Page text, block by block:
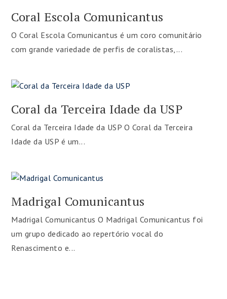
Coral Escola Comunicantus
O Coral Escola Comunicantus é um coro comunitário
com grande variedade de perfis de coralistas,...
Coral da Terceira Idade da USP
Coral da Terceira Idade da USP O Coral da Terceira
Idade da USP é um...
Madrigal Comunicantus
Madrigal Comunicantus O Madrigal Comunicantus foi
um grupo dedicado ao repertório vocal do
Renascimento e...